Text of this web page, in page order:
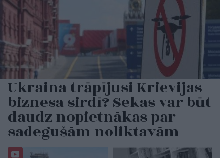
Ukraina trāpījusi Krievijas
biznesa sirdī? Sekas var būt
daudz nopietnākas par
sadegušām noliktavām